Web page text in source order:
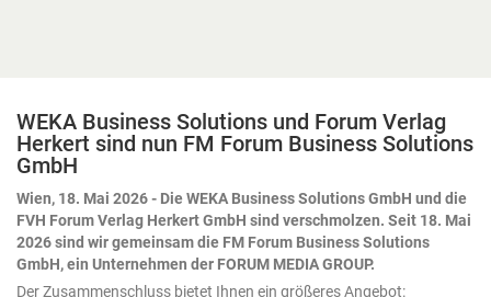
Modell nicht hat, muss der Mensch beisteuern – und
zwar an zwei Stellen: einmal zu Beginn, durch präzise
Eingaben, und anschließend beim Ergebnis, durch
konsequente Kontrolle. Zwei Tore, durch die jedes KI-
Ergebnis muss, bevor man ihm trauen darf. Nehmen wir
ein Beispiel: eine Umsatztabelle mit Regionen, Produkten
und Quartalswerten. Die Aufgabe an die KI lautet
schlicht: „Analysiere die Daten." Das Ergebnis ist
WEKA Business Solutions und Forum Verlag
Herkert sind nun FM Forum Business Solutions
GmbH
Wien, 18. Mai 2026 - Die WEKA Business Solutions GmbH und die
FVH Forum Verlag Herkert GmbH sind verschmolzen. Seit 18. Mai
2026 sind wir gemeinsam die FM Forum Business Solutions
GmbH, ein Unternehmen der FORUM MEDIA GROUP.
Der Zusammenschluss bietet Ihnen ein größeres Angebot: